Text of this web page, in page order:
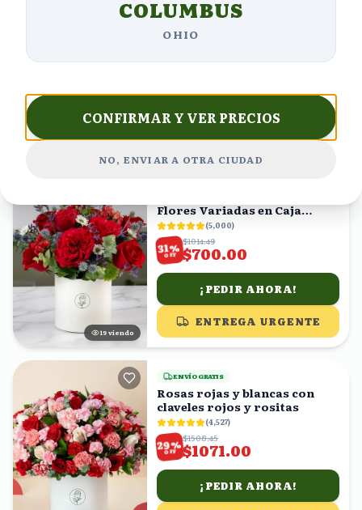
Rosas Fucsia y Claveles Rojos
$718.47
¡PEDIR AHORA!
ENTREGA URGENTE
20 viendo
Flores Variadas en Caja
Blanca
(5,000)
31%
OFF
$1014.49
$700.00
¡PEDIR AHORA!
ENTREGA URGENTE
ENVÍO GRATIS
Rosas rojas y blancas con
claveles rojos y rositas
(4,527)
29%
OFF
$1508.45
$1071.00
¡PEDIR AHORA!
COLUMBUS
OHIO
CONFIRMAR Y VER PRECIOS
NO, ENVIAR A OTRA CIUDAD